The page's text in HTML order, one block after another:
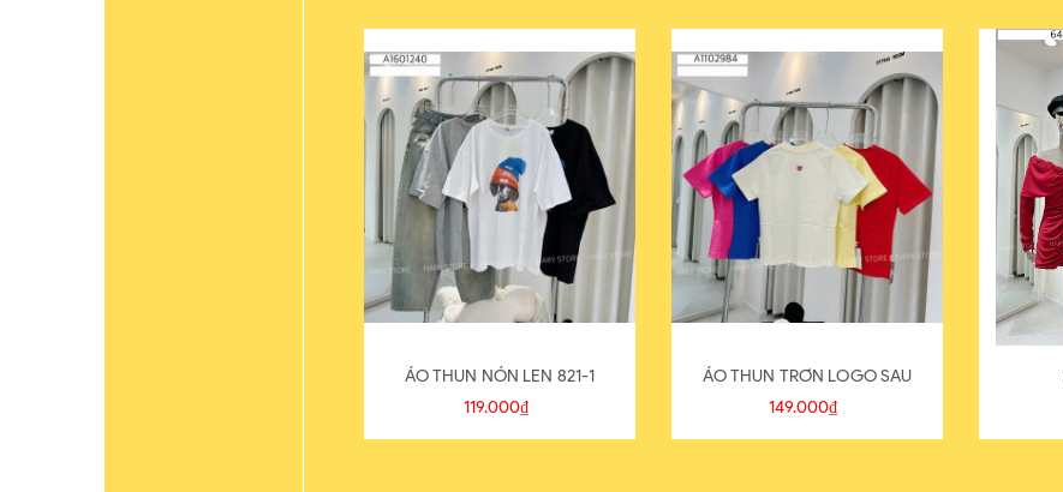
ÁO THUN NÓN LEN 821-1
119.000₫
ÁO THUN TRƠN LOGO SAU
149.000₫